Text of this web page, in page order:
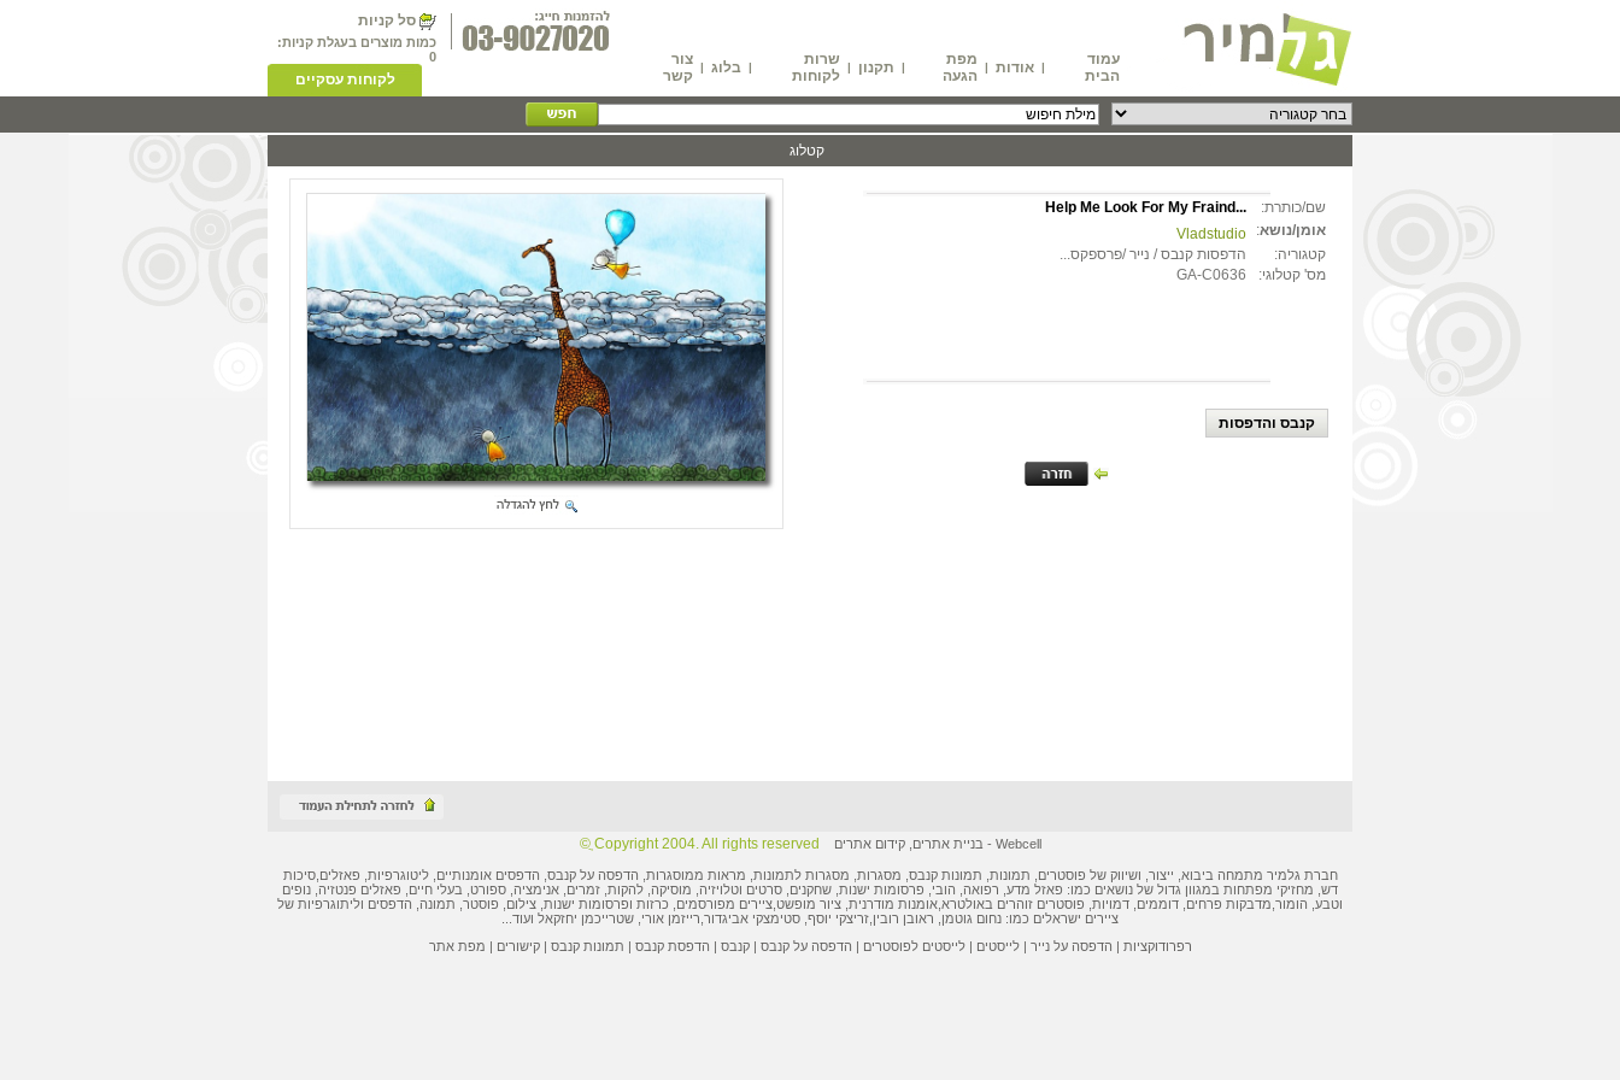
עמוד
הבית
| אודות |
מפת
הגעה
| תקנון |
שרות
לקוחות
| בלוג | צור
קשר
סל קניות
כמות מוצרים בעגלת קניות:
0
לקוחות עסקיים
קטלוג
שם/כותרת:
Help Me Look For My Fraind...
אומן/נושא:
Vladstudio
קטגוריה:
הדפסות קנבס / נייר /פרספקס...
מס' קטלוגי:
GA-C0636
קנבס והדפסות
Webcell
- בניית אתרים ,קידום אתרים Copyright 2004. All rights reserved ֲ©
חברת גלמיר מתמחה ביבוא, ייצור, ושיווק של פוסטרים תמונות , תמונות קנבס, מסגרות, מסגרות לתמונות , מראות ממוסגרות, הדפסה על קנבס הדפסים אומנותיים ,ליטוגרפיות פאזלים ,סיכות
דש מחזיקי מפתחות במגוון גדול של נושאים כמו: פאזל מדע, רפואה, הובי, פרסומות ישנות , שחקנים, סרטים וטלויזיה, מוסיקה, להקות, זמרים, אנימציה, ספורט, בעלי חיים, פאזלים פנטזיה, נופים
וטבע, הומור, מדבקות פרחים, דוממים, דמויות, פוסטרים זוהרים באולטרא, אומנות מודרנית ציור מופשט ציירים מפורסמים כרזות ופרסומות ישנות, צילום, פוסטר, תמונה, הדפסים וליתוגרפיות של
ציירים ישראלים כמו: נחום גוטמן ראובן רובין זריצקי יוסף סטימצקי אביגדור רייזמן אורי שטרייכמן יחזקאל ועוד...
רפרודוקציות | הדפסה על נייר |לייסטים |לייסטים לפוסטרים | הדפסה על קנבס |קנבס | הדפסת קנבס | תמונות קנבס |קישורים | מפת אתר